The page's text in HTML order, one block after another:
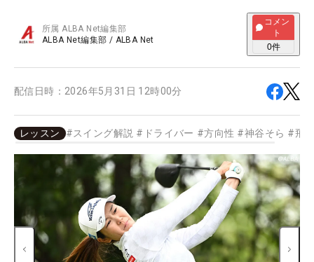
所属ALBA Net編集部
ALBA Net編集部 / ALBA Net
コメン
ト
0件
配信日時： 2026年5月31日 12時00分
レッスン #スイング解説 # ドライバー #方向性 #神谷そら #飛